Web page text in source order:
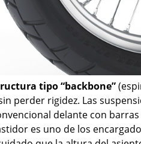
tipo “backbone”
perder rigidez. Las
delante con
es uno de los